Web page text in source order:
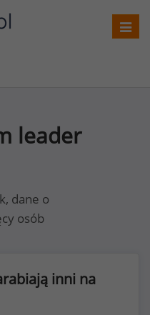
leader
dane o
osób
inni na